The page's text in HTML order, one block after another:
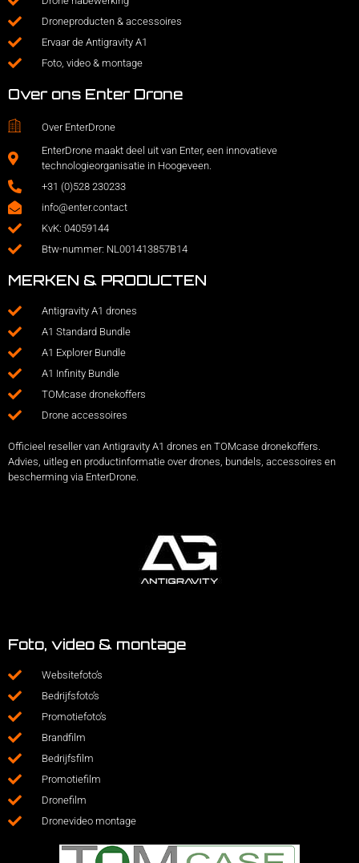
Droneproducten & accessoires
Ervaar de Antigravity A1
Foto, video & montage
Over ons Enter Drone
Over EnterDrone
EnterDrone maakt deel uit van Enter, een innovatieve
technologieorganisatie in Hoogeveen.
+31 (0)528 230233
info@enter.contact
KvK: 04059144
Btw-nummer: NL001413857B14
MERKEN & PRODUCTEN
Antigravity A1 drones
A1 Standard Bundle
A1 Explorer Bundle
A1 Infinity Bundle
TOMcase dronekoffers
Drone accessoires
Officieel reseller van Antigravity A1 drones en TOMcase dronekoffers.
Advies, uitleg en productinformatie over drones, bundels, accessoires en
bescherming via EnterDrone.
Foto, video & montage
Websitefoto’s
Bedrijfsfoto’s
Promotiefoto’s
Brandfilm
Bedrijfsfilm
Promotiefilm
Dronefilm
Dronevideo montage